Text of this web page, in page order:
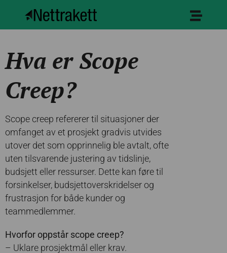
Hva er Scope
Creep?
Scope creep refererer til situasjoner der
omfanget av et prosjekt gradvis utvides
utover det som opprinnelig ble avtalt, ofte
uten tilsvarende justering av tidslinje,
budsjett eller ressurser. Dette kan føre til
forsinkelser, budsjettoverskridelser og
frustrasjon for både kunder og
teammedlemmer.
Hvorfor oppstår scope creep?
– Uklare prosjektmål eller krav.